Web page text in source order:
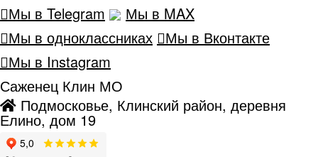
Мы в Telegram
Мы в MAX
Мы в одноклассниках
Мы в Вконтакте
Мы в Instagram
Саженец Клин МО
Подмосковье, Клинский район, деревня
Елино, дом 19